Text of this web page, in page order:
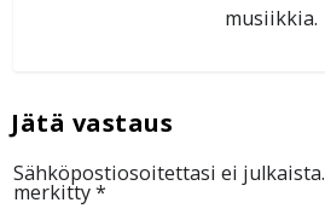
musiikkia.
Sähköpostiosoitettasi ei julkaista.
merkitty*